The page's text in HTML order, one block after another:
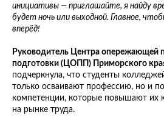
инициативы — приглашайте, я найду
будет ночь или выходной. Главное,
вперёд!
Руководитель Центра опережающей
подготовки (ЦОПП) Приморского
подчеркнула, что студенты
только осваивают профессию, но и
компетенции, которые повышают их
на рынке труда.